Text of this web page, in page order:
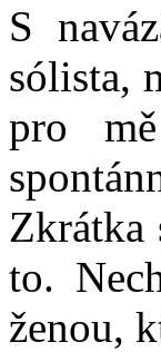
S
sólista,
pro
Zkrátka
to.
ženou,